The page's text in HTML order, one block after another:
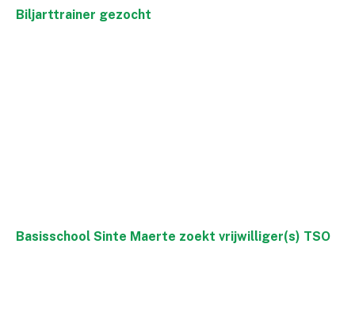
Biljarttrainer gezocht
Basisschool Sinte Maerte zoekt vrijwilliger(s) TSO